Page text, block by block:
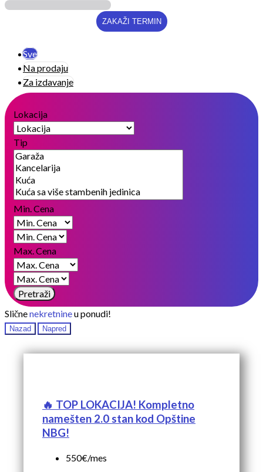
Sve
Na prodaju
Za izdavanje
Lokacija
Tip
Min. Cena
Max. Cena
Pretraži
Sličnenekretnineu ponudi!
Nazad Napred
🔥 TOP LOKACIJA! Kompletno
namešten 2.0 stan kod Opštine
NBG!
550€/mes